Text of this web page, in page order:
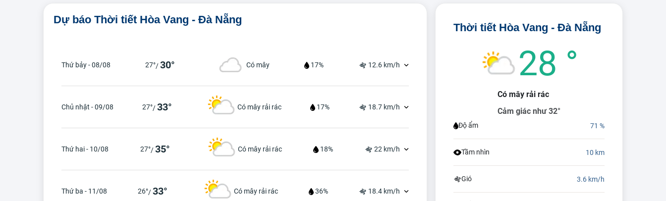
Dự báo Thời tiết Hòa Vang - Đà Nẵng
Thứ bảy - 08/08 27°/30° Có mây 17% 12.6 km/h
Chủ nhật - 09/08 27°/33° Có mây rải rác 17% 18.7 km/h
Thứ hai - 10/08 27°/35° Có mây rải rác 18% 22 km/h
Thứ ba - 11/08 26°/33° Có mây rải rác 36% 18.4 km/h
Thời tiết Hòa Vang - Đà Nẵng
28 °
Có mây rải rác
Cảm giác như 32°
Độ ẩm 71 %
Tầm nhìn 10 km
Gió 3.6 km/h